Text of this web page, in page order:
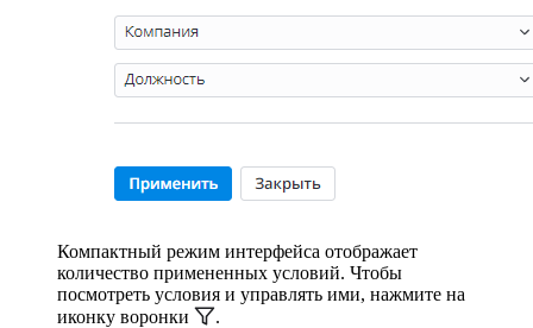
Компактный режим интерфейса отображает
количество примененных условий. Чтобы
посмотреть условия и управлять ими, нажмите на
иконку воронки
.